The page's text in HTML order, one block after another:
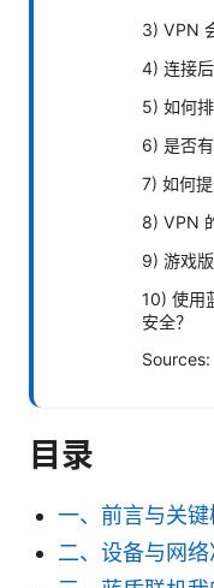
3) VPN
4) 连接
5) 如何
6) 是否
7) 如何
8) VPN
9) 游戏
10) 使用
安全？
Sources:
目录
一、前言与关键
二、设备与网